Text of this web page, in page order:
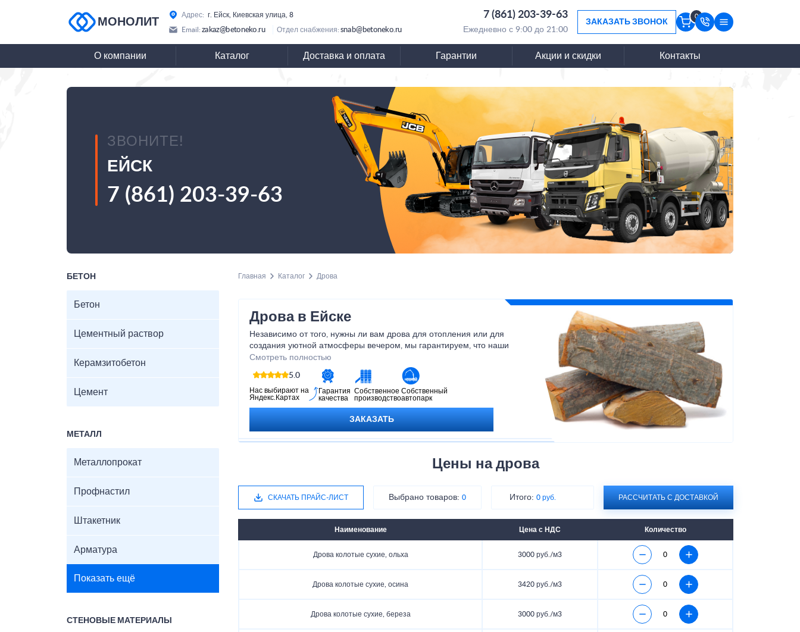
МОНОЛИТ
Адрес: г. Ейск, Киевская улица, 8 7 (861) 203-39-63
Email: zakaz@betoneko.ru Отдел снабжения: snab@betoneko.ru Ежедневно с 9:00 до 21:00
ЗАКАЗАТЬ ЗВОНОК
0
О компании Каталог Доставка и оплата Гарантии Акции и скидки Контакты
ЗВОНИТЕ!
ЕЙСК
7 (861) 203-39-63
БЕТОН
Бетон
Цементный раствор
Керамзитобетон
Цемент
МЕТАЛЛ
Металлопрокат
Профнастил
Штакетник
Арматура
Показать ещё
СТЕНОВЫЕ МАТЕРИАЛЫ
Главная Каталог Дрова
Дрова в Ейске
Независимо от того, нужны ли вам дрова для отопления или для
создания уютной атмосферы вечером, мы гарантируем, что наши
продукты превзойдут ваши ожидания. Приобретая дрова у нас, вы
получаете не только качественный товар, но и надежного партнера,
готового помочь вам с выбором и доставкой. Позвольте нам сделать
ваш дом еще теплее и уютнее с нашими превосходными дровами!
Смотреть полностью
5.0
Нас выбирают на
Яндекс.Картах
Гарантия
качества
Собственное
производство
Собственный
автопарк
ЗАКАЗАТЬ
Цены на дрова
СКАЧАТЬ ПРАЙС-ЛИСТ Выбрано товаров: 0 Итого:0 руб. РАССЧИТАТЬ С ДОСТАВКОЙ
Наименование Цена с НДС Количество
Дрова колотые сухие, ольха 3000 руб./м3
Дрова колотые сухие, осина 3420 руб./м3
Дрова колотые сухие, береза 3000 руб./м3